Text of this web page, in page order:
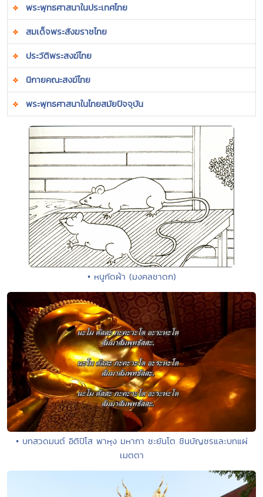
พระพุทธศาสนาในประเทศไทย
สมเด็จพระสังฆราชไทย
ประวัติพระสงฆ์ไทย
นิกายคณะสงฆ์ไทย
พระพุทธศาสนาในไทยสมัยปัจจุบัน
• หนูกัดผ้า (มงคลชาดก)
• บทสวดมนต์ อิติปิโส พาหุง มหากา ชะยันโต ชินบัญชรและบทแผ่
เมตตา